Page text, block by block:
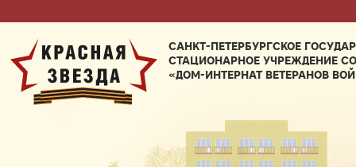
САНКТ-ПЕТЕРБУРГСКОЕ
СТАЦИОНАРНОЕ УЧРЕЖДЕНИЕ
«ДОМ-ИНТЕРНАТ ВЕТЕРАНОВ